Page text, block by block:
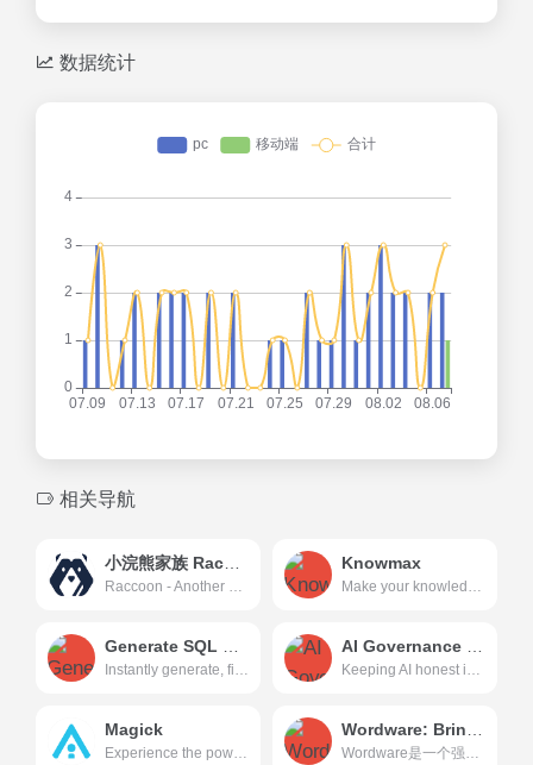
数据统计
相关导航
小浣熊家族 Raccoon
Raccoon - Another Comprehensive CO-pilOt Navigator ｜ Raccoon是基于商汤自研大语言模型的智能助手，包含代码助手、办公助手，满足用户代码编写、数据分析、编程学习等各类需求。
Knowmax
Make your knowledge work for you with instant access to accurate knowledge across touchpoints with Knowmax. Get your demo today!
Generate SQL Queries in Seconds for Free
Instantly generate, fix, explain, and optimize SQL and NoSQL queries with advanced AI solution. Save time and enhance productivity with our powerful query tools.
AI Governance software that goes beyond good intentions
Keeping AI honest is a full-time job. Ours. One platform to guide and govern the entire lifecycle of your AI. Complete risk management solution to record, monitor, govern, and audit your AI and achieve machine learning assurance.
Magick
Experience the power of advanced AI at your fingertips, no code required. With our comprehensive toolkit, effortlessly build, deploy, maintain, and scale your AI agents, bots, and applications to new heights.
Wordware: Bringing structure to human
Wordware是一个强大的Al应用开发工具，它通过自然语言编程简化了Al代理的创建过程，提供了先进的技术能力和用户友好的界面。 A collaborative prompt engineering IDE